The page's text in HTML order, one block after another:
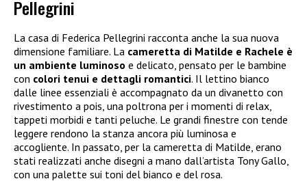
Pellegrini
La casa di Federica Pellegrini racconta anche la sua nuova
dimensione familiare. La cameretta di Matilde e Rachele è
un ambiente luminoso e delicato, pensato per le bambine
con colori tenui e dettagli romantici. Il lettino bianco
dalle linee essenziali è accompagnato da un divanetto con
rivestimento a pois, una poltrona per i momenti di relax,
tappeti morbidi e tanti peluche. Le grandi finestre con tende
leggere rendono la stanza ancora più luminosa e
accogliente. In passato, per la cameretta di Matilde, erano
stati realizzati anche disegni a mano dall’artista Tony Gallo,
con una palette sui toni del bianco e del rosa.